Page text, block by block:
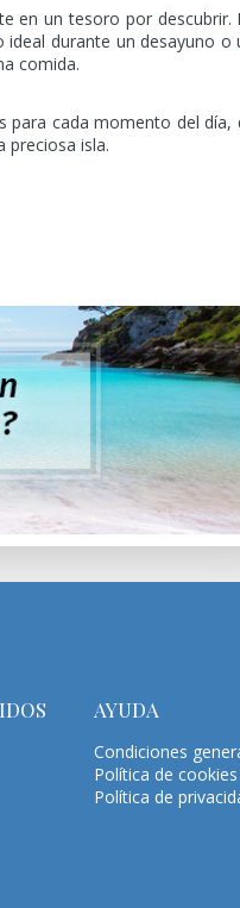
en un tesoro por descubrir.
durante un desayuno o
comida.
para cada momento del día,
preciosa isla.
AYUDA
Condiciones
Política de cookies
Política de